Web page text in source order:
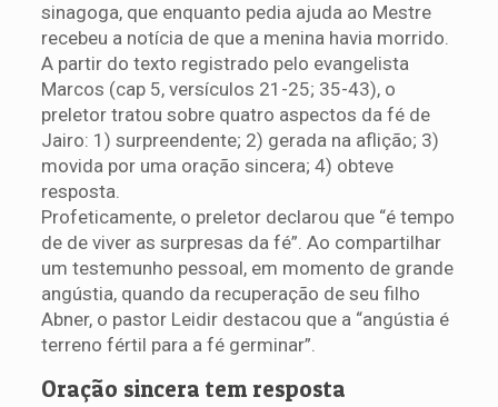
sinagoga, que enquanto pedia ajuda ao Mestre
recebeu a notícia de que a menina havia morrido.
A partir do texto registrado pelo evangelista
Marcos (cap 5, versículos 21-25; 35-43), o
preletor tratou sobre quatro aspectos da fé de
Jairo: 1) surpreendente; 2) gerada na aflição; 3)
movida por uma oração sincera; 4) obteve
resposta.
Profeticamente, o preletor declarou que “é tempo
de de viver as surpresas da fé”. Ao compartilhar
um testemunho pessoal, em momento de grande
angústia, quando da recuperação de seu filho
Abner, o pastor Leidir destacou que a “angústia é
terreno fértil para a fé germinar”.
Oração sincera tem resposta